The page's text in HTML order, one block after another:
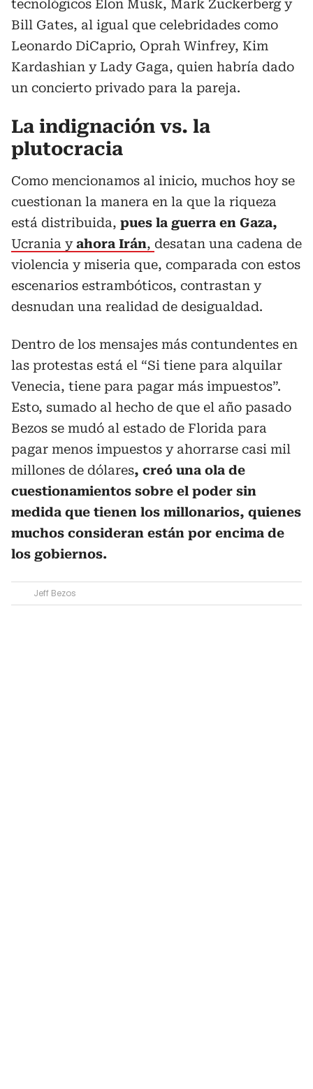
tecnológicos Elon Musk, Mark Zuckerberg y
Bill Gates, al igual que celebridades como
Leonardo DiCaprio, Oprah Winfrey, Kim
Kardashian y Lady Gaga, quien habría dado
un concierto privado para la pareja.
La indignación vs. la
plutocracia
Como mencionamos al inicio, muchos hoy se
cuestionan la manera en la que la riqueza
está distribuida, pues la guerra en Gaza,
Ucrania yahora Irán, desatan una cadena de
violencia y miseria que, comparada con estos
escenarios estrambóticos, contrastan y
desnudan una realidad de desigualdad.
Dentro de los mensajes más contundentes en
las protestas está el “Si tiene para alquilar
Venecia, tiene para pagar más impuestos”.
Esto, sumado al hecho de que el año pasado
Bezos se mudó al estado de Florida para
pagar menos impuestos y ahorrarse casi mil
millones de dólares, creó una ola de
cuestionamientos sobre el poder sin
medida que tienen los millonarios, quienes
muchos consideran están por encima de
los gobiernos.
Jeff Bezos